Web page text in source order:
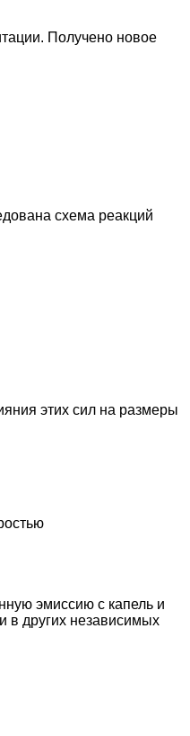
Получено новое
схема реакций
этих сил на размеры
эмиссию с капель и
в других независимых